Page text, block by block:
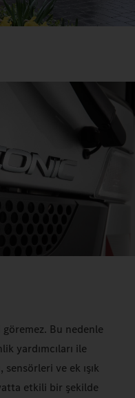
Bu nedenle
yardımcıları ile
sensörleri ve ek ışık
etkili bir şekilde